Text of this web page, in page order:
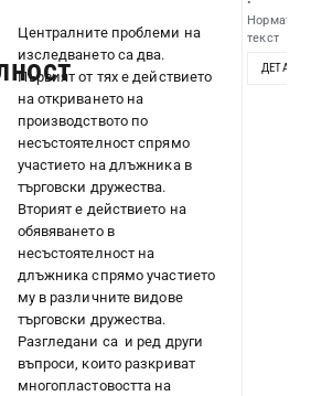
Централните проблеми на
изследването са два.
Първият от тях е действието
на откриването на
производството по
несъстоятелност спрямо
участието на длъжника в
търговски дружества.
Вторият е действието на
обявяването в
несъстоятелност на
длъжника спрямо участието
му в различните видове
търговски дружества.
Разгледани са и ред други
въпроси, които разкриват
многопластовостта на
•
Нормативен
текст
ДЕТАЙЛИ